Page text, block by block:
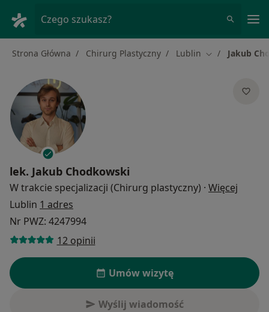
Czego szukasz?
Strona Główna Chirurg Plastyczny Lublin Zmień miasto
Jakub
lek. Jakub Chodkowski
W trakcie specjalizacji (Chirurg plastyczny) · Więcej
Lublin 1 adres
Nr PWZ: 4247994
12 opinii
Umów wizytę
Wyślij wiadomość